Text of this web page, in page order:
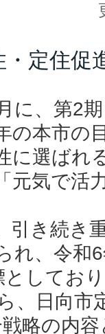
・定住促
に、第2
の本市の
に選ばれ
元気で活
き続き
れ、令和
してお
日向市
略の内